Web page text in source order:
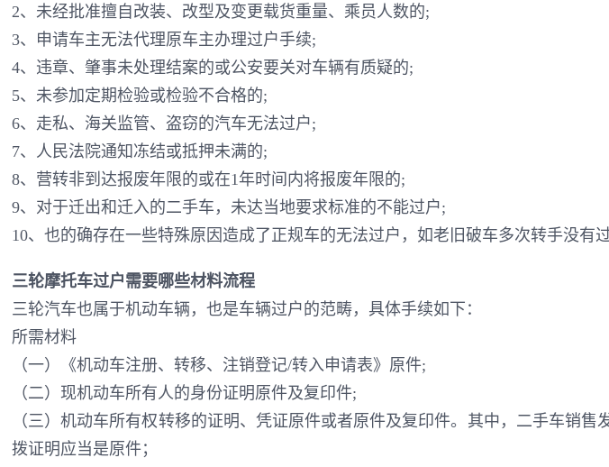
2、未经批准擅自改装、改型及变更载货重量、乘员人数的;
3、申请车主无法代理原车主办理过户手续;
4、违章、肇事未处理结案的或公安要关对车辆有质疑的;
5、未参加定期检验或检验不合格的;
6、走私、海关监管、盗窃的汽车无法过户;
7、人民法院通知冻结或抵押未满的;
8、营转非到达报废年限的或在1年时间内将报废年限的;
9、对于迁出和迁入的二手车，未达当地要求标准的不能过户;
10、也的确存在一些特殊原因造成了正规车的无法过户，如老旧破车多次转手没有
三轮摩托车过户需要哪些材料流程
三轮汽车也属于机动车辆，也是车辆过户的范畴，具体手续如下：
所需材料
（一）《机动车注册、转移、注销登记/转入申请表》原件;
（二）现机动车所有人的身份证明原件及复印件;
（三）机动车所有权转移的证明、凭证原件或者原件及复印件。其中，二手车销
拨证明应当是原件；